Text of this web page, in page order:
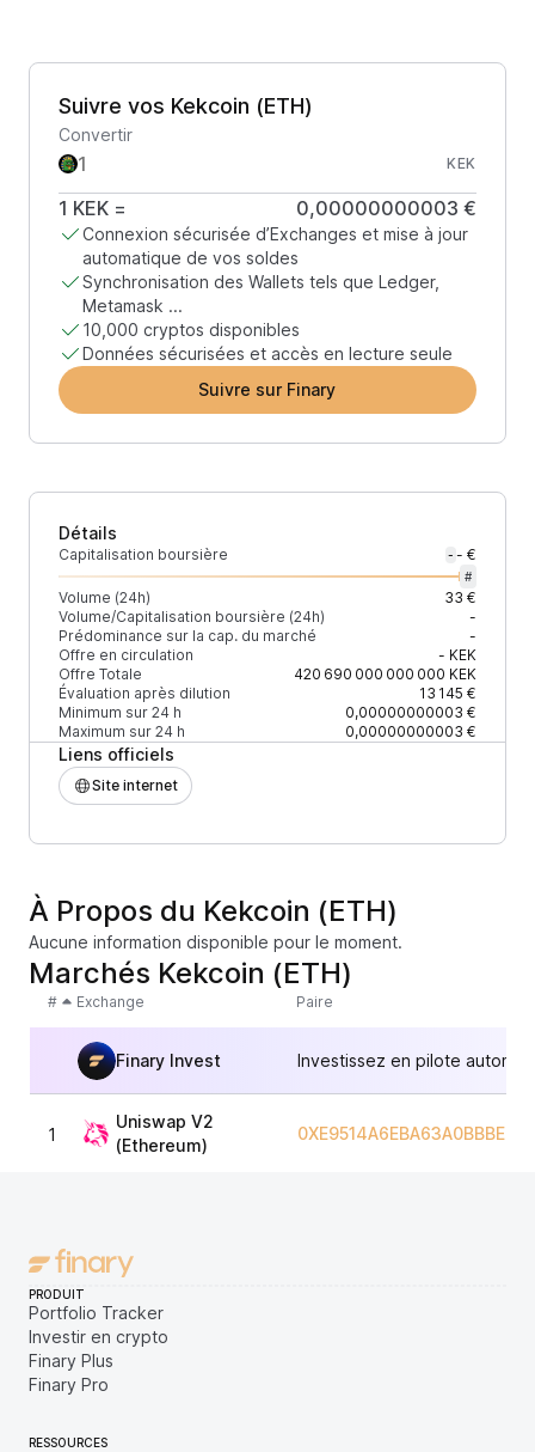
Suivre vos Kekcoin (ETH)
Convertir
KEK
1 KEK = 0,00000000003 €
Connexion sécurisée d’Exchanges et mise à jour
automatique de vos soldes
Synchronisation des Wallets tels que Ledger,
Metamask ...
10,000 cryptos disponibles
Données sécurisées et accès en lecture seule
Suivre sur Finary
Détails
Capitalisation boursière - - €
#
Volume (24h)
33 €
Volume/Capitalisation boursière (24h)
-
Prédominance sur la cap. du marché
-
Offre en circulation
- KEK
Offre Totale
420 690 000 000 000 KEK
Évaluation après dilution
13 145 €
Minimum sur 24 h
0,00000000003 €
Maximum sur 24 h
0,00000000003 €
Liens officiels
Site internet
À Propos du Kekcoin (ETH)
Aucune information disponible pour le moment.
Marchés Kekcoin (ETH)
# Exchange Paire
Finary Invest Investissez en pilote
1
Uniswap V2
(Ethereum)
PRODUIT
Portfolio Tracker
Investir en crypto
Finary Plus
Finary Pro
RESSOURCES